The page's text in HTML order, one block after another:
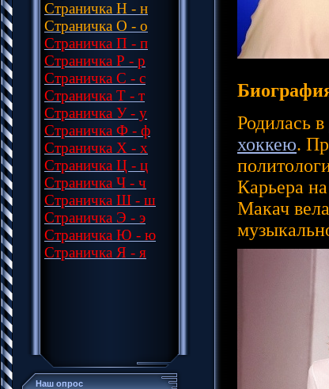
Страничка Н - н
Страничка О - о
Страничка П - п
Страничка Р - р
Страничка С - с
Страничка Т - т
Страничка У - у
Страничка Ф - ф
Страничка Х - х
Страничка Ц - ц
Страничка Ч - ч
Страничка Ш - ш
Страничка Э - э
Страничка Ю - ю
Страничка Я - я
Наш опрос
Родилась в
хоккею.
Карьера
Макач